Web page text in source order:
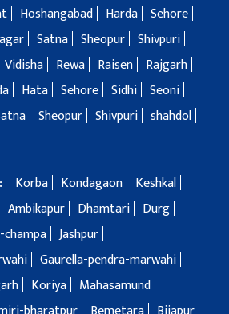
Hoshangabad Harda Sehore
Satna Sheopur Shivpuri
Vidisha Rewa Raisen
Rajgarh
Hata Sehore Sidhi Seoni
Sheopur Shivpuri shahdol
Korba Kondagaon
Keshkal
Ambikapur Dhamtari
Durg
Jashpur
Gaurella-pendra-marwahi
Koriya
Mahasamund